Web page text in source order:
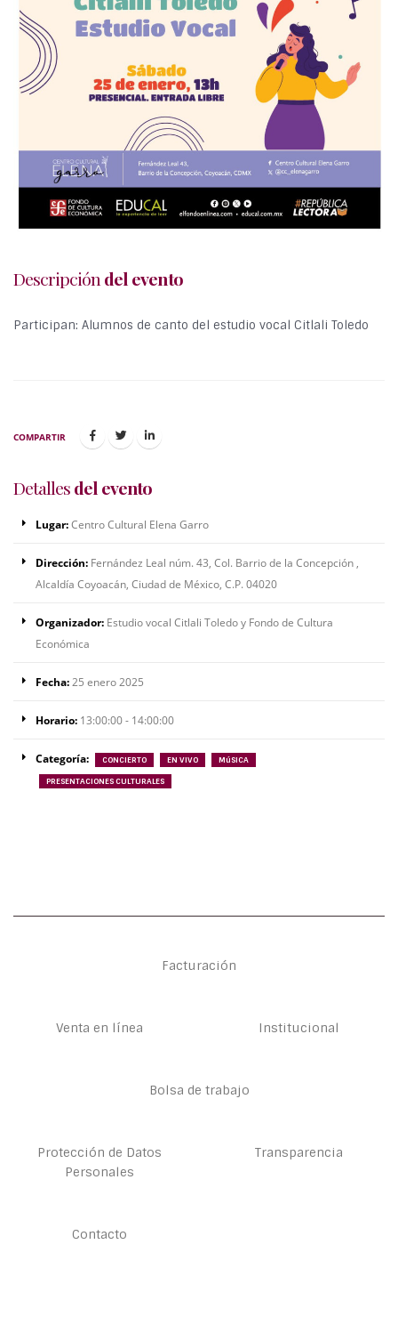
Descripción del evento
Participan: Alumnos de canto del estudio vocal Citlali Toledo
COMPARTIR
Detallesdel evento
Lugar:Centro Cultural Elena Garro
Dirección: Fernández Leal núm. 43, Col. Barrio de la Concepción ,
Alcaldía Coyoacán, Ciudad de México, C.P. 04020
Organizador: Estudio vocal Citlali Toledo y Fondo de Cultura
Económica
Fecha: 25 enero 2025
Horario: 13:00:00 - 14:00:00
Categoría: CONCIERTO EN VIVO
MúSICA
PRESENTACIONES CULTURALES
Facturación
Venta en línea Institucional
Bolsa de trabajo
Protección de Datos
Personales
Transparencia
Contacto